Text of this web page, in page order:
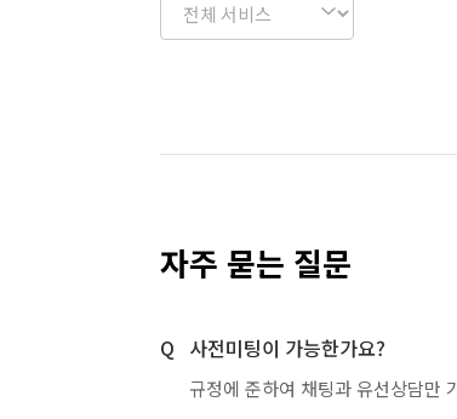
자주 묻는 질문
사전미팅이 가능한가요?
규정에 준하여 채팅과 유선상담만